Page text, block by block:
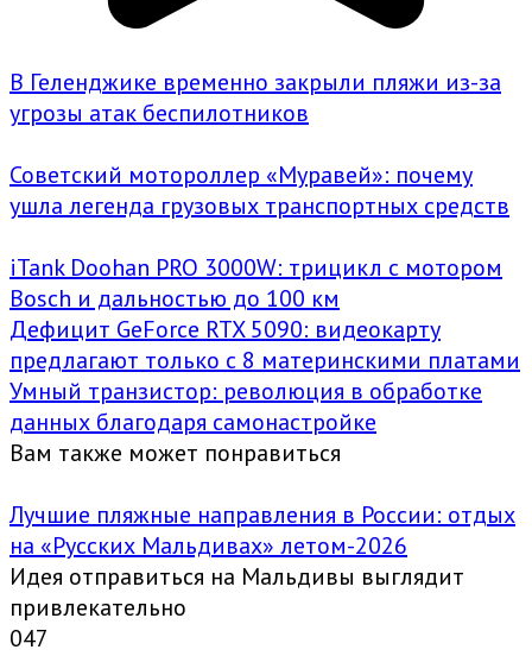
В Геленджике временно закрыли пляжи из-за
угрозы атак беспилотников
Советский мотороллер «Муравей»: почему
ушла легенда грузовых транспортных средств
iTank Doohan PRO 3000W: трицикл с мотором
Bosch и дальностью до 100 км
Дефицит GeForce RTX 5090: видеокарту
предлагают только с 8 материнскими платами
Умный транзистор: революция в обработке
данных благодаря самонастройке
Вам также может понравиться
Лучшие пляжные направления в России: отдых
на «Русских Мальдивах» летом-2026
Идея отправиться на Мальдивы выглядит
привлекательно
047